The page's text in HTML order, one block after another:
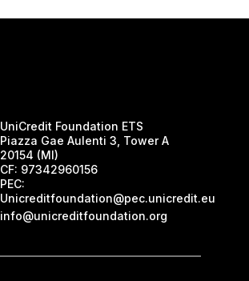
UniCredit Foundation ETS
Piazza Gae Aulenti 3, Tower A
20154 (MI)
CF: 97342960156
PEC:
Unicreditfoundation@pec.unicredit.eu
info@unicreditfoundation.org